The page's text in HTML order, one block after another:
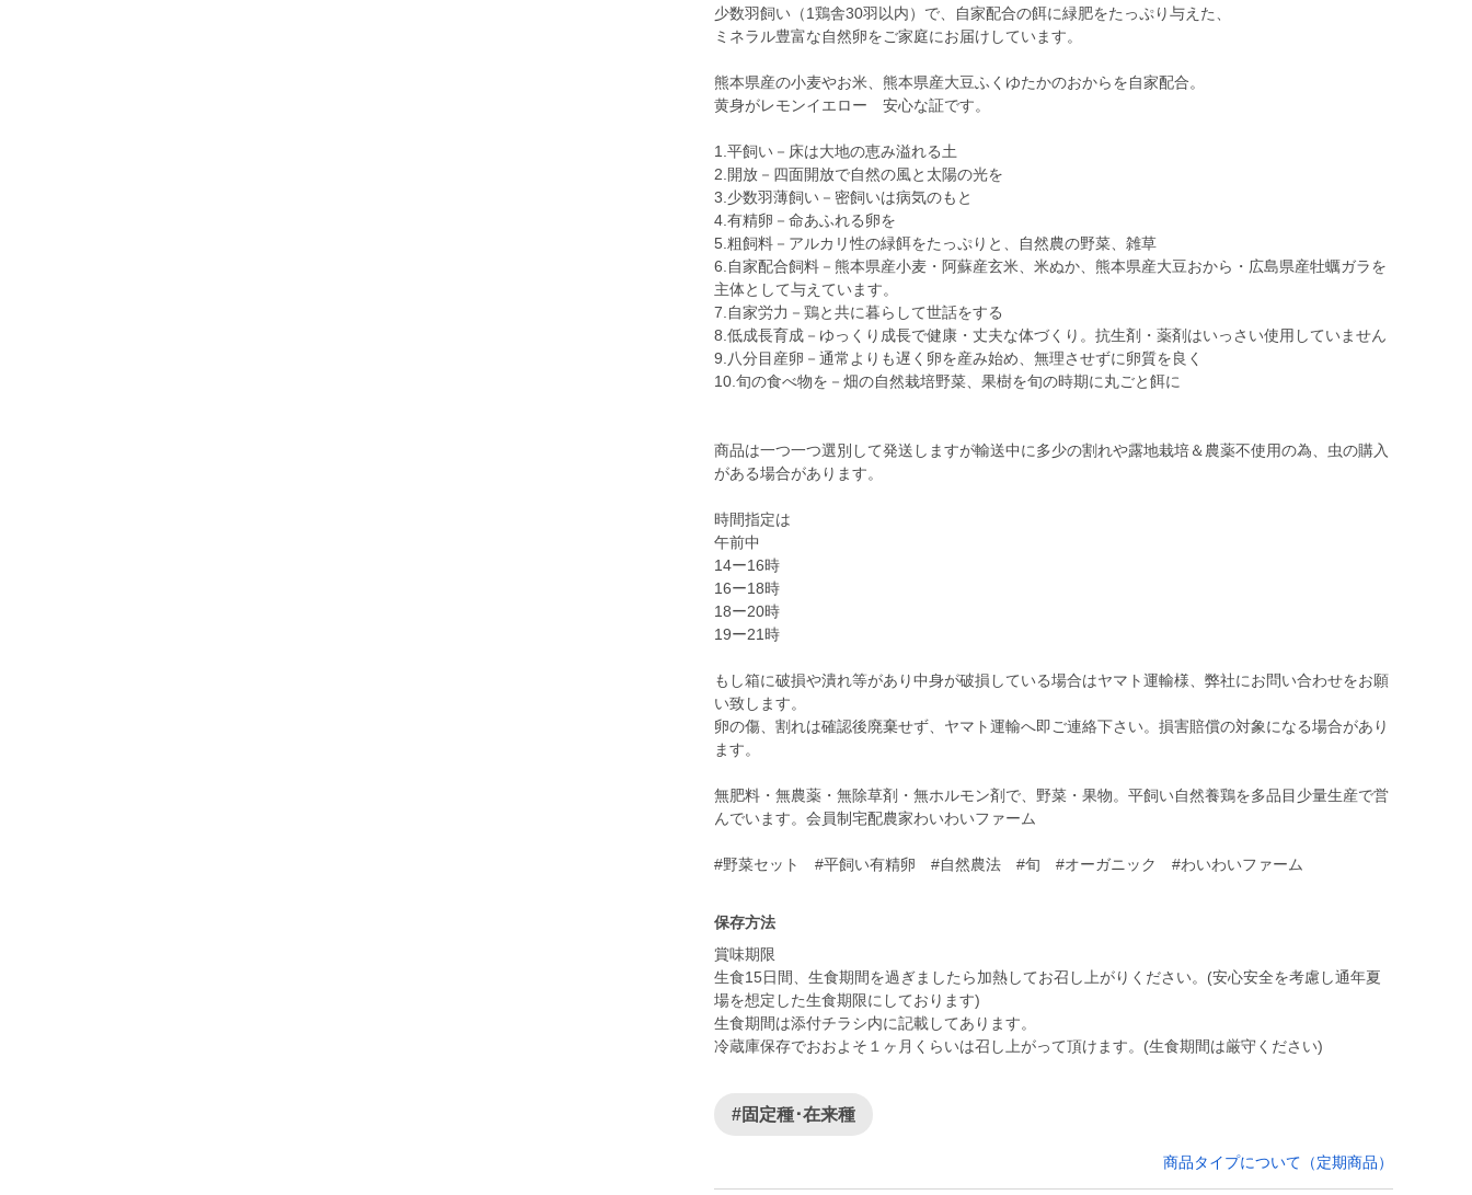
少数羽飼い（1鶏舎30羽以内）で、自家配合の餌に緑肥をたっぷり与えた、
ミネラル豊富な自然卵をご家庭にお届けしています。
熊本県産の小麦やお米、熊本県産大豆ふくゆたかのおからを自家配合。
黄身がレモンイエロー 安心な証です。
1.平飼い－床は大地の恵み溢れる土
2.開放－四面開放で自然の風と太陽の光を
3.少数羽薄飼い－密飼いは病気のもと
4.有精卵－命あふれる卵を
5.粗飼料－アルカリ性の緑餌をたっぷりと、自然農の野菜、雑草
6.自家配合飼料－熊本県産小麦・阿蘇産玄米、米ぬか、熊本県産大豆おから・広島県産牡蠣ガラを
主体として与えています。
7.自家労力－鶏と共に暮らして世話をする
8.低成長育成－ゆっくり成長で健康・丈夫な体づくり。抗生剤・薬剤はいっさい使用していません
9.八分目産卵－通常よりも遅く卵を産み始め、無理させずに卵質を良く
10.旬の食べ物を－畑の自然栽培野菜、果樹を旬の時期に丸ごと餌に
商品は一つ一つ選別して発送しますが輸送中に多少の割れや露地栽培＆農薬不使用の為、虫の購入
がある場合があります。
時間指定は
午前中
14ー16時
16ー18時
18ー20時
19ー21時
もし箱に破損や潰れ等があり中身が破損している場合はヤマト運輸様、弊社にお問い合わせをお願
い致します。
卵の傷、割れは確認後廃棄せず、ヤマト運輸へ即ご連絡下さい。損害賠償の対象になる場合があり
ます。
無肥料・無農薬・無除草剤・無ホルモン剤で、野菜・果物。平飼い自然養鶏を多品目少量生産で営
んでいます。会員制宅配農家わいわいファーム
#野菜セット #平飼い有精卵 #自然農法 #旬 #オーガニック #わいわいファーム
保存方法
賞味期限
生食15日間、生食期間を過ぎましたら加熱してお召し上がりください。(安心安全を考慮し通年夏
場を想定した生食期限にしております)
生食期間は添付チラシ内に記載してあります。
冷蔵庫保存でおおよそ１ヶ月くらいは召し上がって頂けます。(生食期間は厳守ください)
#固定種･在来種
商品タイプについて（定期商品）